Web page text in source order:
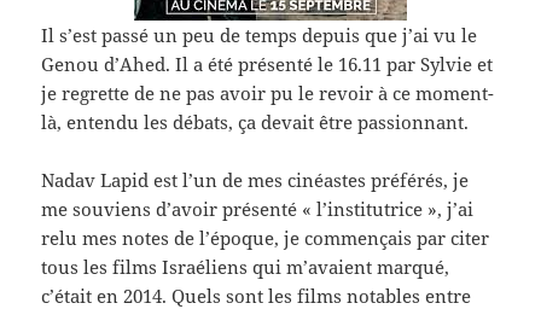
Il s’est passé un peu de temps depuis que j’ai vu le
Genou d’Ahed. Il a été présenté le 16.11 par Sylvie et
je regrette de ne pas avoir pu le revoir à ce moment-
là, entendu les débats, ça devait être passionnant.
Nadav Lapid est l’un de mes cinéastes préférés, je
me souviens d’avoir présenté « l’institutrice », j’ai
relu mes notes de l’époque, je commençais par citer
tous les films Israéliens qui m’avaient marqué,
c’était en 2014. Quels sont les films notables entre